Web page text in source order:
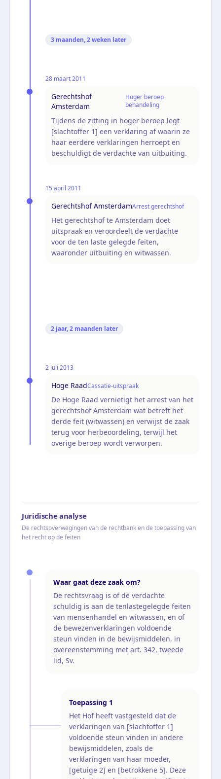
3 maanden, 2 weken later
28 maart 2011
Gerechtshof
Amsterdam
Hoger beroep
behandeling
Tijdens de zitting in hoger beroep legt
[slachtoffer 1] een verklaring af waarin ze
haar eerdere verklaringen herroept en
beschuldigt de verdachte van uitbuiting.
15 april 2011
Gerechtshof AmsterdamArrest gerechtshof
Het gerechtshof te Amsterdam doet
uitspraak en veroordeelt de verdachte
voor de ten laste gelegde feiten,
waaronder uitbuiting en witwassen.
2 jaar, 2 maanden later
2 juli 2013
Hoge RaadCassatie-uitspraak
De Hoge Raad vernietigt het arrest van het
gerechtshof Amsterdam wat betreft het
derde feit (witwassen) en verwijst de zaak
terug voor herbeoordeling, terwijl het
overige beroep wordt verworpen.
Juridische analyse
De rechtsoverwegingen van de rechtbank en de toepassing van
het recht op de feiten
Waar gaat deze zaak om?
De rechtsvraag is of de verdachte
schuldig is aan de tenlastegelegde feiten
van mensenhandel en witwassen, en of
de bewezenverklaringen voldoende
steun vinden in de bewijsmiddelen, in
overeenstemming met art. 342, tweede
lid, Sv.
Toepassing 1
Het Hof heeft vastgesteld dat de
verklaringen van [slachtoffer 1]
voldoende steun vinden in andere
bewijsmiddelen, zoals de
verklaringen van haar moeder,
[getuige 2] en [betrokkene 5]. Deze